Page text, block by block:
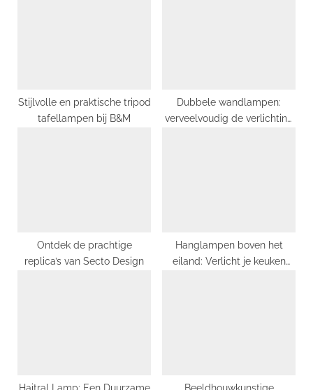
:
Stijlvolle en praktische tripod
tafellampen bij B&M
Dubbele wandlampen:
verveelvoudig de verlichting
Ontdek de prachtige
replica’s van Secto Design
Hanglampen boven het
eiland: Verlicht je keuken